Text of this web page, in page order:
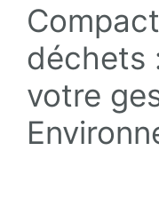
déchets
votre